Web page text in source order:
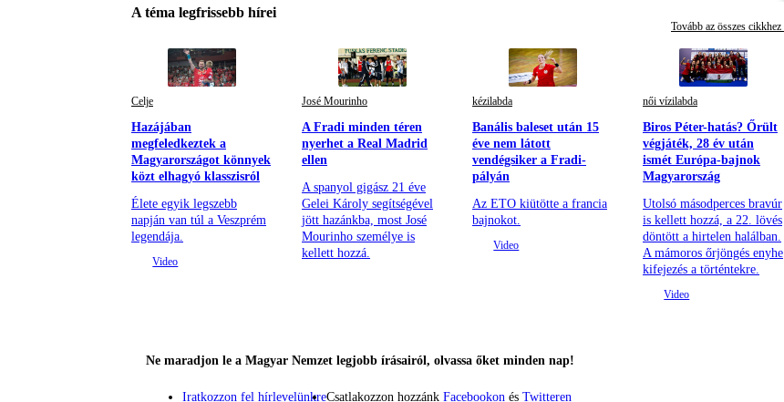
A téma legfrissebb hírei
Tovább az összes cikkhez
Celje
Hazájában
megfeledkeztek a
Magyarországot könnyek
közt elhagyó klasszisról
Élete egyik legszebb
napján van túl a Veszprém
legendája.
José Mourinho
A Fradi minden téren
nyerhet a Real Madrid
ellen
A spanyol gigász 21 éve
Gelei Károly segítségével
jött hazánkba, most José
Mourinho személye is
kellett hozzá.
kézilabda
Banális baleset után 15
éve nem látott
vendégsiker a Fradi-
pályán
Az ETO kiütötte a francia
bajnokot.
női vízilabda
Biros Péter-hatás? Őrült
végjáték, 28 év után
ismét Európa-bajnok
Magyarország
Utolsó másodperces bravúr
is kellett hozzá, a 22. lövés
döntött a hirtelen halálban.
A mámoros őrjöngés enyhe
kifejezés a történtekre.
Ne maradjon le a Magyar Nemzet legjobb írásairól, olvassa őket minden nap!
Iratkozzon fel hírlevelünkreCsatlakozzon hozzánk Facebookon és Twitteren